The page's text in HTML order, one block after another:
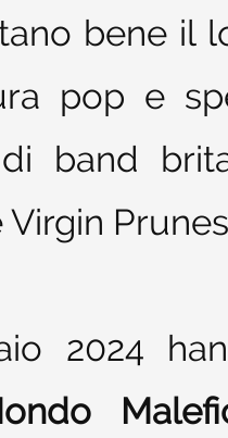
bene il
pop e
band
2024